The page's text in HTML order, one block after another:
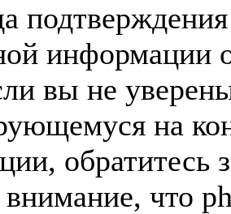
информации
вы не
на
обратитесь
что